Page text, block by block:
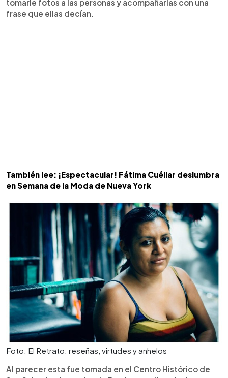
tomarle fotos a las personas y acompañarlas con una
frase que ellas decían.
También lee: ¡Espectacular! Fátima Cuéllar deslumbra
en Semana de la Moda de Nueva York
Foto: El Retrato: reseñas, virtudes y anhelos
Al parecer esta fue tomada en el Centro Histórico de